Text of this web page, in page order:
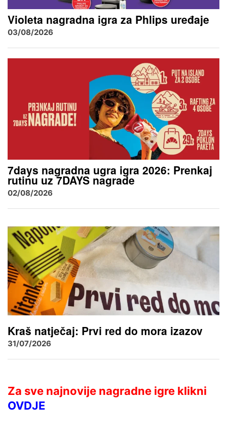
Violeta nagradna igra za Phlips uređaje
03/08/2026
7days nagradna ugra igra 2026: Prenkaj
rutinu uz 7DAYS nagrade
02/08/2026
Kraš natječaj: Prvi red do mora izazov
31/07/2026
Za sve najnovije nagradne igre klikni
OVDJE